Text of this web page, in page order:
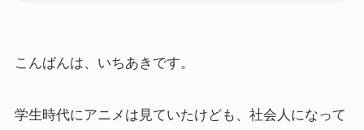
こんばんは、いちあきです。
学生時代にアニメは見ていたけども、社会人になって